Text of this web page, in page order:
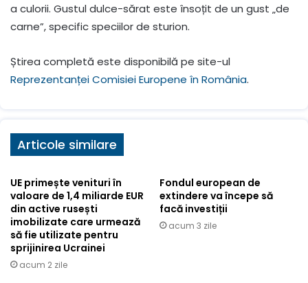
a culorii. Gustul dulce-sărat este însoțit de un gust „de
carne”, specific speciilor de sturion.
Știrea completă este disponibilă pe site-ul
Reprezentanței Comisiei Europene în România.
Articole similare
UE primește venituri în
valoare de 1,4 miliarde EUR
din active rusești
imobilizate care urmează
să fie utilizate pentru
sprijinirea Ucrainei
acum 2 zile
Fondul european de
extindere va începe să
facă investiții
acum 3 zile